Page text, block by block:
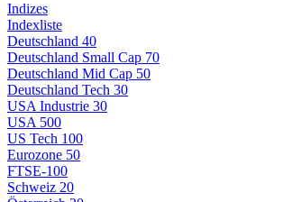
Indizes
Indexliste
Deutschland 40
Deutschland Small Cap 70
Deutschland Mid Cap 50
Deutschland Tech 30
USA Industrie 30
USA 500
US Tech 100
Eurozone 50
FTSE-100
Schweiz 20